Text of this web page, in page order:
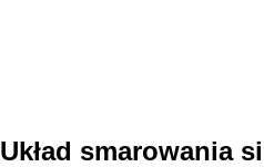
Układ smarowania